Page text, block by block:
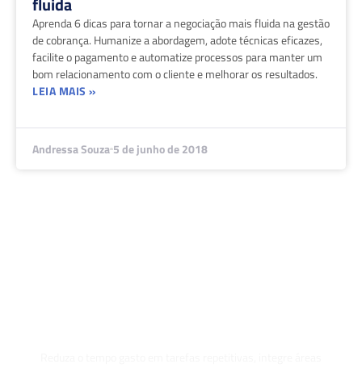
Aprenda 6 dicas para tornar a negociação mais fluida na gestão
de cobrança. Humanize a abordagem, adote técnicas eficazes,
facilite o pagamento e automatize processos para manter um
bom relacionamento com o cliente e melhorar os resultados.
LEIA MAIS »
Andressa Souza 5 de junho de 2018